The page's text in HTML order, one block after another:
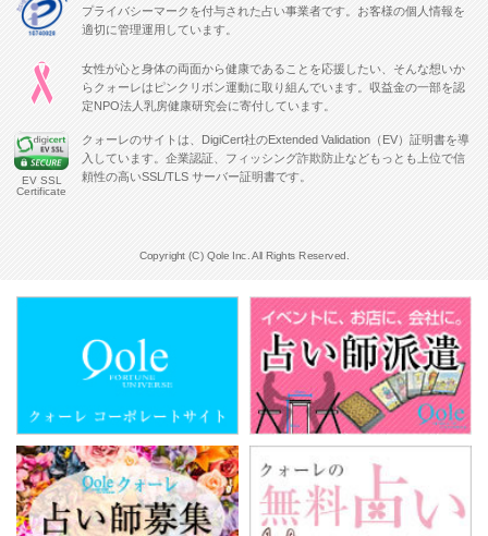
プライバシーマークを付与された占い事業者です。お客様の個人情報を
適切に管理運用しています。
女性が心と身体の両面から健康であることを応援したい、そんな想いか
らクォーレはピンクリボン運動に取り組んでいます。収益金の一部を認
定NPO法人乳房健康研究会に寄付しています。
EV SSL
Certificate
クォーレのサイトは、DigiCert社のExtended Validation（EV）証明書を導
入しています。企業認証、フィッシング詐欺防止などもっとも上位で信
頼性の高いSSL/TLS サーバー証明書です。
Copyright (C) Qole Inc. All Rights Reserved.